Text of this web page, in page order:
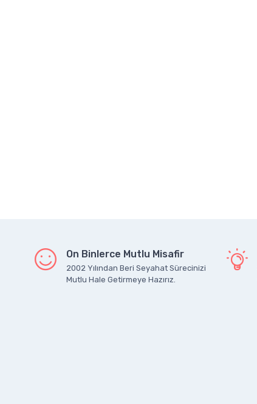
On Binlerce Mutlu Misafir
2002 Yılından Beri Seyahat Sürecinizi
Mutlu Hale Getirmeye Hazırız.